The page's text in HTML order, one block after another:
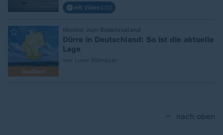
mit Video 1:02
Grafiken
Monitor zum Bodenzustand
Dürre in Deutschland: So ist die aktuelle
Lage
nach oben